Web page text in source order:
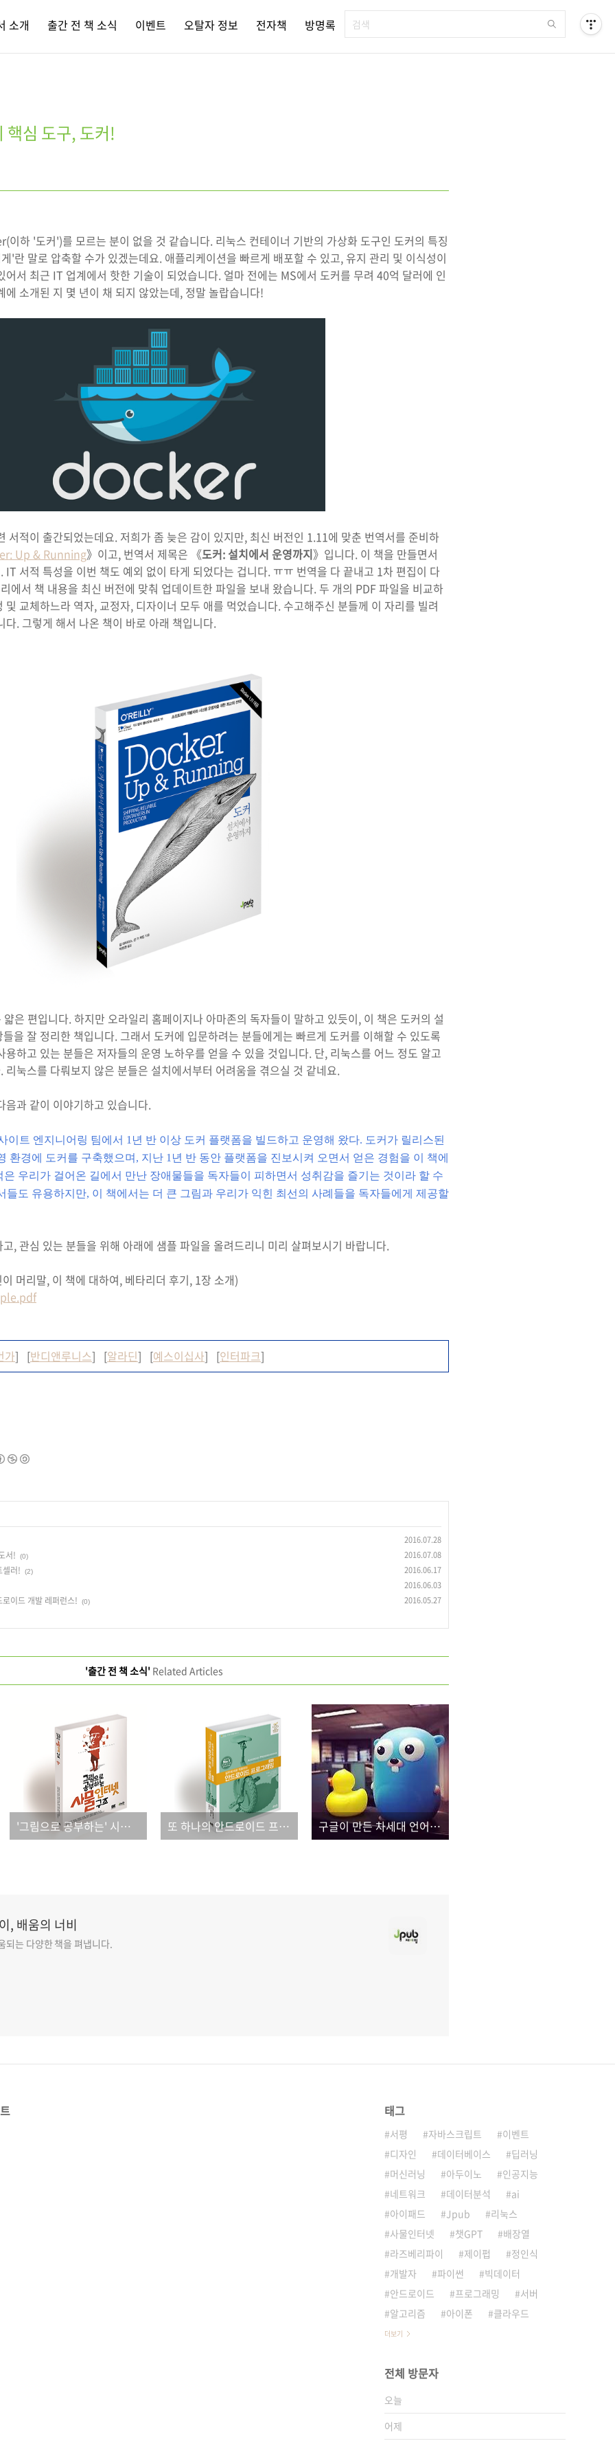
소개 출간 전 책 소식 이벤트 오탈자 정보 전자책 방명록
심 도구, 도커!
이하 '도커')를 모르는 분이 없을 것 같습니다. 리눅스 컨테이너 기반의 가상화 도구인 도커의 특징
'란 말로 압축할 수가 있겠는데요. 애플리케이션을 빠르게 배포할 수 있고, 유지 관리 및 이식성이
어서 최근 IT 업계에서 핫한 기술이 되었습니다. 얼마 전에는 MS에서 도커를 무려 40억 달러에 인
에 소개된 지 몇 년이 채 되지 않았는데, 정말 놀랍습니다!
서적이 출간되었는데요. 저희가 좀 늦은 감이 있지만, 최신 버전인 1.11에 맞춘 번역서를 준비하
Up & Running》이고, 번역서 제목은 《도커: 설치에서 운영까지》입니다. 이 책을 만들면서
IT 서적 특성을 이번 책도 예외 없이 타게 되었다는 겁니다. ㅠㅠ 번역을 다 끝내고 1차 편집이 다
에서 책 내용을 최신 버전에 맞춰 업데이트한 파일을 보내 왔습니다. 두 개의 PDF 파일을 비교하
및 교체하느라 역자, 교정자, 디자이너 모두 애를 먹었습니다. 수고해주신 분들께 이 자리를 빌려
다. 그렇게 해서 나온 책이 바로 아래 책입니다.
은 편입니다. 하지만 오라일리 홈페이지나 아마존의 독자들이 말하고 있듯이, 이 책은 도커의 설
을 잘 정리한 책입니다. 그래서 도커에 입문하려는 분들에게는 빠르게 도커를 이해할 수 있도록
용하고 있는 분들은 저자들의 운영 노하우를 얻을 수 있을 것입니다. 단, 리눅스를 어느 정도 알고
리눅스를 다뤄보지 않은 분들은 설치에서부터 어려움을 겪으실 것 같네요.
음과 같이 이야기하고 있습니다.
이트 엔지니어링 팀에서 1년 반 이상 도커 플랫폼을 빌드하고 운영해 왔다. 도커가 릴리스된
환경에 도커를 구축했으며, 지난 1년 반 동안 플랫폼을 진보시켜 오면서 얻은 경험을 이 책에
우리가 걸어온 길에서 만난 장애물들을 독자들이 피하면서 성취감을 즐기는 것이라 할 수
들도 유용하지만, 이 책에서는 더 큰 그림과 우리가 익힌 최선의 사례들을 독자들에게 제공할
, 관심 있는 분들을 위해 아래에 샘플 파일을 올려드리니 미리 살펴보시기 바랍니다.
머리말, 이 책에 대하여, 베타리더 후기, 1장 소개)
가] [반디앤루니스] [알라딘] [예스이십사] [인터파크]
2016.07.28
서! (0) 2016.07.08
셀러! (2) 2016.06.17
2016.06.03
이드 개발 레퍼런스! (0) 2016.05.27
'출간 전 책 소식'Related Articles
'그림으로 공부하는' 시리즈, 그 네 번째 도서! 또 하나의 안드로이드 프로그래밍 베스트셀러! 구글이 만든 차세대 언어, Go
, 배움의 너비
되는 다양한 책을 펴냅니다.
태그
서평 자바스크립트
이벤트
디자인
데이터베이스
딥러닝
머신러닝
아두이노
인공지능
네트워크
데이터분석
ai
아이패드
Jpub
리눅스
사물인터넷
챗GPT
배장열
라즈베리파이
제이펍
정인식
개발자
파이썬
빅데이터
안드로이드
프로그래밍
서버
알고리즘
아이폰 클라우드
더보기
전체 방문자
오늘
어제